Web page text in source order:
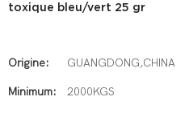
toxique bleu/vert 25 gr
Origine: GUANGDONG,CHINA
Minimum: 2000KGS